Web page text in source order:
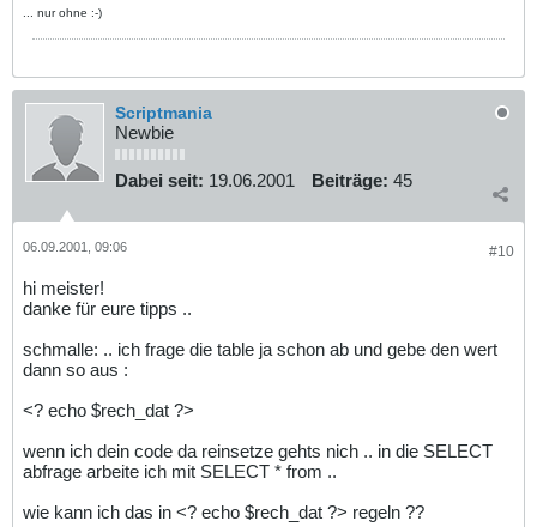
... nur ohne :-)
Scriptmania
Newbie
Dabei seit: 19.06.2001 Beiträge: 45
#10
06.09.2001, 09:06
hi meister!
danke für eure tipps ..
schmalle: .. ich frage die table ja schon ab und gebe den wert
dann so aus :
<? echo $rech_dat ?>
wenn ich dein code da reinsetze gehts nich .. in die SELECT
abfrage arbeite ich mit SELECT * from ..
wie kann ich das in <? echo $rech_dat ?> regeln ??